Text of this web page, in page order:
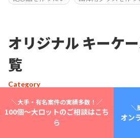
オリジナル キーケ
覧
Category
オリジナル キーケース/観光・お土
＼大手・有名案件の実績多数！／
100個～大ロットのご相談はこち
ら
＼
オン